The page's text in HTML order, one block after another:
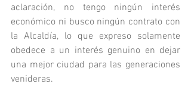
aclaración, no tengo ningún interés
económico ni busco ningún contrato con
la Alcaldía, lo que expreso solamente
obedece a un interés genuino en dejar
una mejor ciudad para las generaciones
venideras.